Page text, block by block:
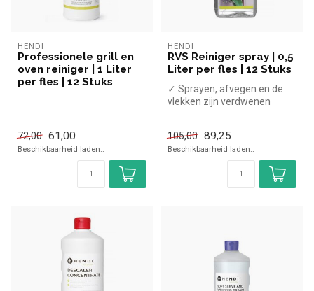
HENDI
Professionele grill en
oven reiniger | 1 Liter
per fles | 12 Stuks
72,00 61,00
Beschikbaarheid laden..
HENDI
RVS Reiniger spray | 0,5
Liter per fles | 12 Stuks
✓ Sprayen, afvegen en de
vlekken zijn verdwenen
105,00 89,25
Beschikbaarheid laden..